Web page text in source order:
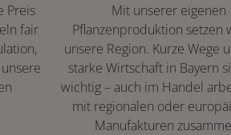
Preis
fair
Mit unserer eigenen
Pflanzenproduktion setzen
unsere Region. Kurze Wege
starke Wirtschaft in Bayern
wichtig – auch im Handel
mit regionalen oder
Manufakturen